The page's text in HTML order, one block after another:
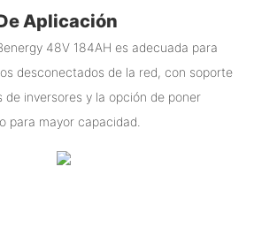
Aplicación
48V 184AH es adecuada para
desconectados de la red, con soporte
de inversores y la opción de poner
para mayor capacidad.